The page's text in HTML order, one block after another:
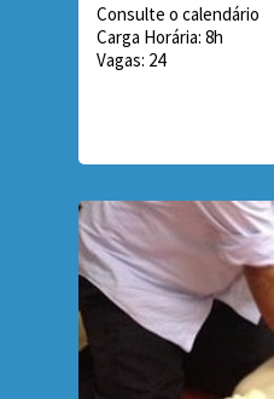
Consulte o calendário
Carga Horária: 8h
Vagas: 24